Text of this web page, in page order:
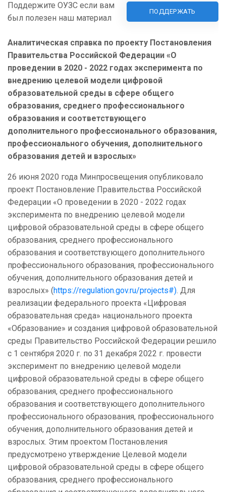
Поддержите ОУЗС если вам
был полезен наш материал
ПОДДЕРЖАТЬ
Аналитическая справка по проекту Постановления
Правительства Российской Федерации «О
проведении в 2020 - 2022 годах эксперимента по
внедрению целевой модели цифровой
образовательной среды в сфере общего
образования, среднего профессионального
образования и соответствующего
дополнительного профессионального образования,
профессионального обучения, дополнительного
образования детей и взрослых»
26 июня 2020 года Минпросвещения опубликовало
проект Постановление Правительства Российской
Федерации «О проведении в 2020 - 2022 годах
эксперимента по внедрению целевой модели
цифровой образовательной среды в сфере общего
образования, среднего профессионального
образования и соответствующего дополнительного
профессионального образования, профессионального
обучения, дополнительного образования детей и
взрослых» (https://regulation.gov.ru/projects#). Для
реализации федерального проекта «Цифровая
образовательная среда» национального проекта
«Образование» и создания цифровой образовательной
среды Правительство Российской Федерации решило
с 1 сентября 2020 г. по 31 декабря 2022 г. провести
эксперимент по внедрению целевой модели
цифровой образовательной среды в сфере общего
образования, среднего профессионального
образования и соответствующего дополнительного
профессионального образования, профессионального
обучения, дополнительного образования детей и
взрослых. Этим проектом Постановления
предусмотрено утверждение Целевой модели
цифровой образовательной среды в сфере общего
образования, среднего профессионального